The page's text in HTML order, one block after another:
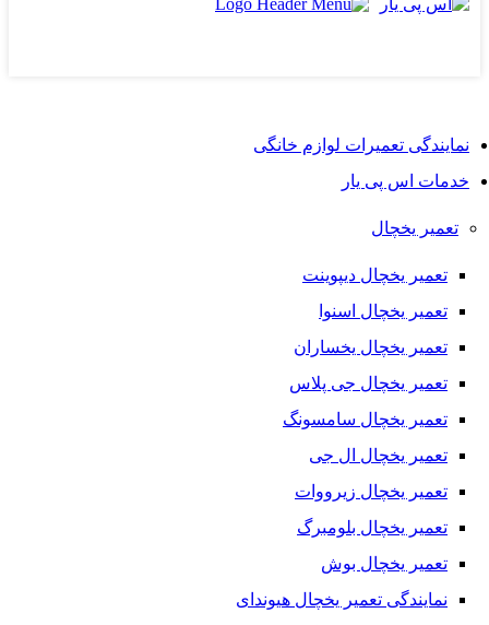
نمایندگی تعمیرات لوازم خانگی
خدمات اس پی یار
تعمیر یخچال
تعمیر یخچال دیپوینت
تعمیر یخچال اسنوا
تعمیر یخچال یخساران
تعمیر یخچال جی پلاس
تعمیر یخچال سامسونگ
تعمیر یخچال ال جی
تعمیر یخچال زیرووات
تعمیر یخچال بلومبرگ
تعمیر یخچال بوش
نمایندگی تعمیر یخچال هیوندای